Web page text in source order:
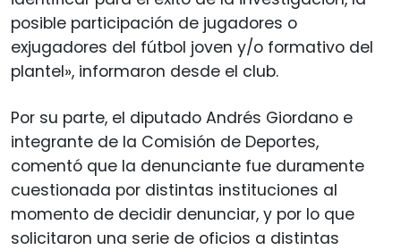
posible participación de jugadores o
exjugadores del fútbol joven y/o formativo del
plantel», informaron desde el club.
Por su parte, el diputado Andrés Giordano e
integrante de la Comisión de Deportes,
comentó que la denunciante fue duramente
cuestionada por distintas instituciones al
momento de decidir denunciar, y por lo que
solicitaron una serie de oficios a distintas